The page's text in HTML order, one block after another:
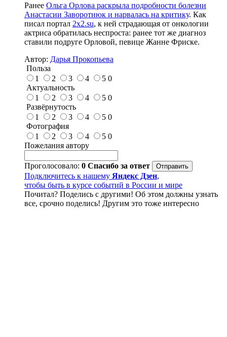
Ранее Ольга Орлова раскрыла подробности болезни
Анастасии Заворотнюк и нарвалась на критику. Как
писал портал 2x2.su, к ней страдающая от онкологии
актриса обратилась неспроста: ранее тот же диагноз
ставили подруге Орловой, певице Жанне Фриске.
Автор: Дарья Прокопьева
Польза
1
2 3 4 5 0
Актуальность
1
2 3 4 5 0
Развёрнутость
1
2 3 4 5 0
Фотография
1
2 3 4 5 0
Пожелания автору
Проголосовало: 0 Спасибо за ответ
Подключитесь к нашему Яндекс Дзен,
чтобы быть в курсе событий в России и мире
Почитал? Поделись с другими! Об этом должны узнать
все, срочно поделись! Другим это тоже интересно